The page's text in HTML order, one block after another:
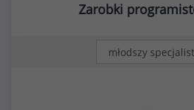
Zarobki